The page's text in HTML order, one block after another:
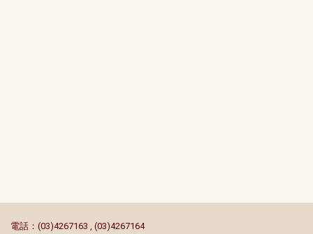
電話：(03)4267163 , (03)4267164